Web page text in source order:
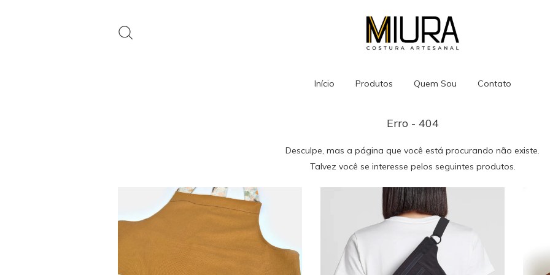
Início Produtos Quem Sou Contato
Erro - 404
Desculpe, mas a página que você está procurando não existe.
Talvez você se interesse pelos seguintes produtos.